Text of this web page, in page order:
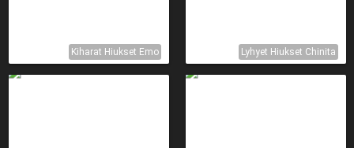
Kiharat Hiukset Emo Lyhyet Hiukset Chinita